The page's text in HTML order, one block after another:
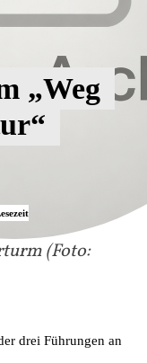
(Foto:
„Weg
drei Führungen an